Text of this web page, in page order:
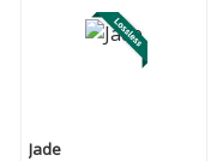
Jade